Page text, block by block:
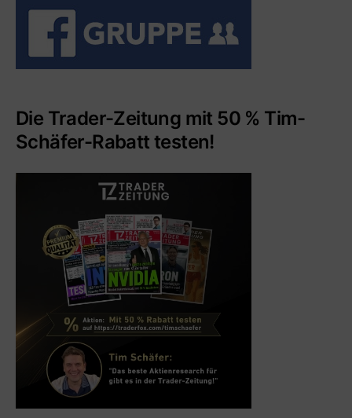
Die Trader-Zeitung mit 50 % Tim-
Schäfer-Rabatt testen!